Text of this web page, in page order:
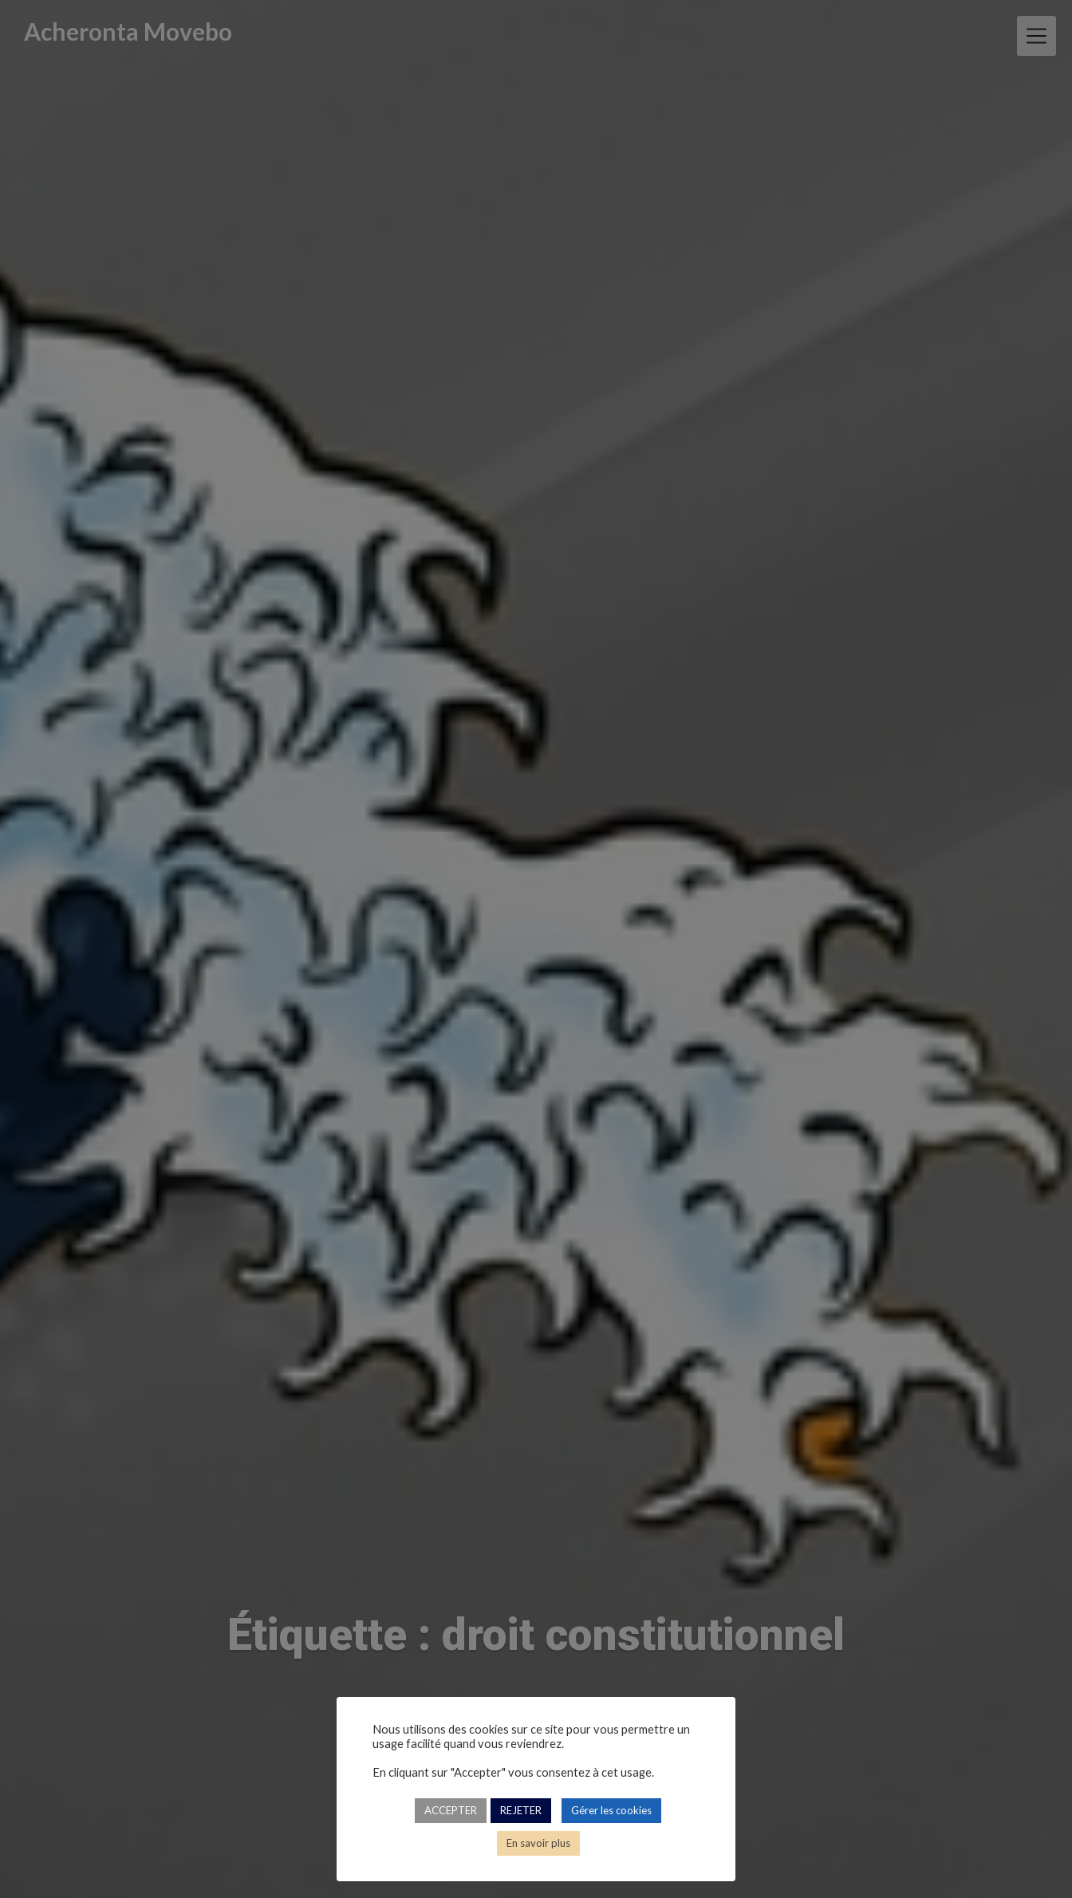
Acheronta Movebo
Étiquette : droit constitutionnel
Nous utilisons des cookies sur ce site pour vous permettre un
usage facilité quand vous reviendrez.
En cliquant sur "Accepter" vous consentez à cet usage.
ACCEPTER REJETER Gérer les cookies
En savoir plus